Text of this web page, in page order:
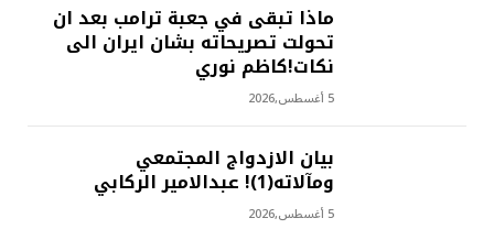
ماذا تبقى في جعبة ترامب بعد ان
تحولت تصريحاته بشان ايران الى
نكات!كاظم نوري
5 أغسطس,2026
بيان الازدواج المجتمعي
ومآلاته(1)! عبدالامير الركابي
5 أغسطس,2026